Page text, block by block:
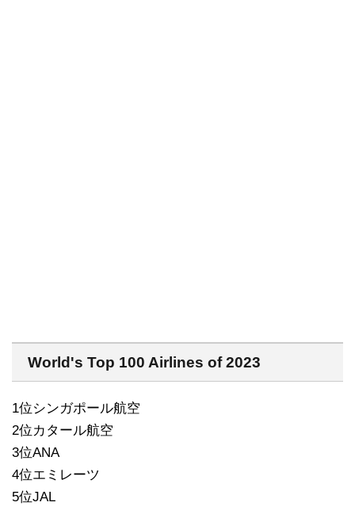
World's Top 100 Airlines of 2023
1位シンガポール航空
2位カタール航空
3位ANA
4位エミレーツ
5位JAL